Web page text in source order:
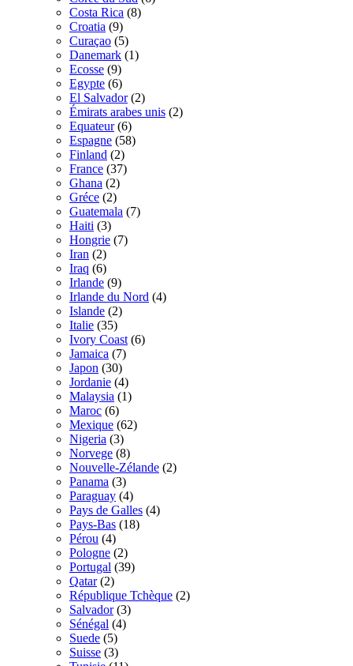
Costa Rica (8)
Croatia (9)
Curaçao (5)
Danemark (1)
Ecosse (9)
Egypte (6)
El Salvador (2)
Émirats arabes unis (2)
Equateur (6)
Espagne (58)
Finland (2)
France (37)
Ghana (2)
Gréce (2)
Guatemala (7)
Haiti (3)
Hongrie (7)
Iran (2)
Iraq (6)
Irlande (9)
Irlande du Nord (4)
Islande (2)
Italie (35)
Ivory Coast (6)
Jamaica (7)
Japon (30)
Jordanie (4)
Malaysia (1)
Maroc (6)
Mexique (62)
Nigeria (3)
Norvege (8)
Nouvelle-Zélande (2)
Panama (3)
Paraguay (4)
Pays de Galles (4)
Pays-Bas (18)
Pérou (4)
Pologne (2)
Portugal (39)
Qatar (2)
République Tchèque (2)
Salvador (3)
Sénégal (4)
Suede (5)
Suisse (3)